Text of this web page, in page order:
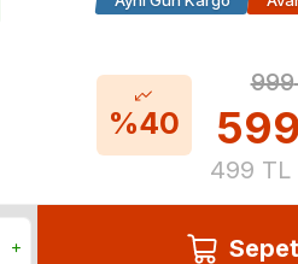
%40
999
599
499 TL